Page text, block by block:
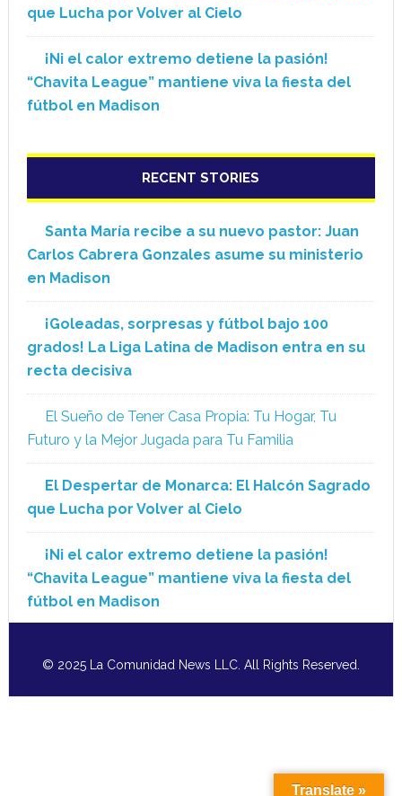
que Lucha por Volver al Cielo
¡Ni el calor extremo detiene la pasión!
“Chavita League” mantiene viva la fiesta del
fútbol en Madison
RECENT STORIES
Santa María recibe a su nuevo pastor: Juan
Carlos Cabrera Gonzales asume su ministerio
en Madison
¡Goleadas, sorpresas y fútbol bajo 100
grados! La Liga Latina de Madison entra en su
recta decisiva
El Sueño de Tener Casa Propia: Tu Hogar, Tu
Futuro y la Mejor Jugada para Tu Familia
El Despertar de Monarca: El Halcón Sagrado
que Lucha por Volver al Cielo
¡Ni el calor extremo detiene la pasión!
“Chavita League” mantiene viva la fiesta del
fútbol en Madison
© 2025 La Comunidad News LLC. All Rights Reserved.
Translate »